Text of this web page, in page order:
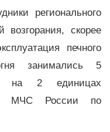
регионального
скорее
печного
занимались 5
на 2 единицах
МЧС России по